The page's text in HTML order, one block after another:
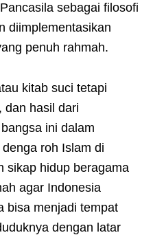
sebagai filosofi
diimplementasikan
penuh rahmah.
kitab suci tetapi
dan hasil dari
ini dalam
roh Islam di
sikap hidup beragama
agar Indonesia
bisa menjadi tempat
dengan latar